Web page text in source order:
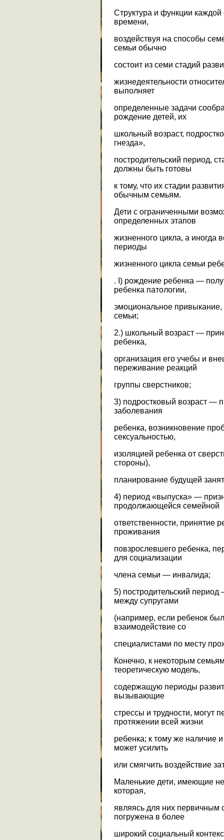
Структура и функции
времени,
воздействуя на способы
семьи обычно
состоит из семи стадий
жизнедеятельности
выполняет
определенные задачи
рождение детей, их
школьный возраст,
гнезда»,
постродительский период,
должны быть готовы
к тому, что их стадии
обычным семьям.
Дети с ограниченными
определенных этапов
жизненного цикла, а иногда
периоды
жизненного цикла семьи
. I) рождение ребенка —
ребенка патологии,
эмоциональное
семьи;
2.) школьный возраст —
ребенка,
организация его учебы и
переживание реакций
группы сверстников;
3) подростковый возраст —
заболевания
ребенка, возникновение
сексуальностью,
изоляцией ребенка от
стороны),
планирование будущей
4) период «выпуска» —
продолжающейся семейной
ответственности, принятие
проживания
повзрослевшего ребенка,
для социализации
члена семьи — инвалида;
5) постродительский
между супругами
(например, если ребенок
взаимодействие со
специалистами по месту
Конечно, к некоторым
теоретическую модель,
содержащую периоды
вызывающие
стрессы и трудности, могут
протяжении всей жизни
ребенка; к тому же наличие
может усилить
или смягчить воздействие
Маленькие дети, имеющие
которая,
являясь для них
погружена в более
широкий социальный